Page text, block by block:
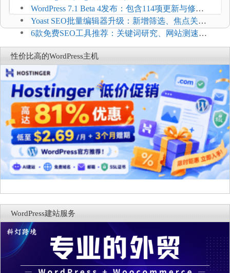
Connect：WordPress商店可保留前台体验并扩展电
商能力
WordPress 7.1 Beta 4发布：包含114项更新与修
复，仅建议在测试环境体验
Yoast SEO批量编辑器升级：新增筛选、焦点关键
词与AI元数据草稿
6款免费SEO工具推荐：关键词研究、网站测速与
AI可见度检查
性价比高的WordPress主机
WordPress建站服务